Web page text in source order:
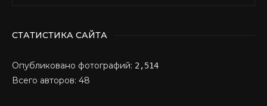
СТАТИСТИКА САЙТА
Опубликовано фотографий: 2,514
Всего авторов: 48